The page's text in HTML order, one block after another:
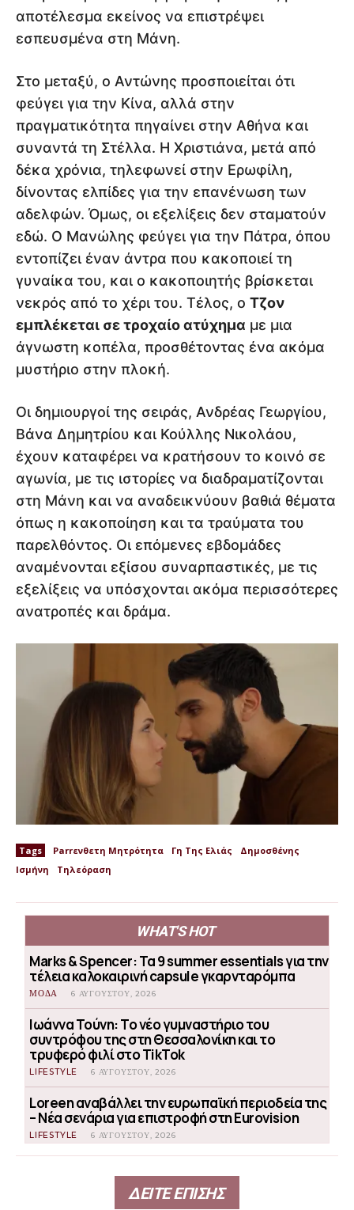
αποτέλεσμα εκείνος να επιστρέψει
εσπευσμένα στη Μάνη.
Στο μεταξύ, ο Αντώνης προσποιείται ότι
φεύγει για την Κίνα, αλλά στην
πραγματικότητα πηγαίνει στην Αθήνα και
συναντά τη Στέλλα. Η Χριστιάνα, μετά από
δέκα χρόνια, τηλεφωνεί στην Ερωφίλη,
δίνοντας ελπίδες για την επανένωση των
αδελφών. Όμως, οι εξελίξεις δεν σταματούν
εδώ. Ο Μανώλης φεύγει για την Πάτρα, όπου
εντοπίζει έναν άντρα που κακοποιεί τη
γυναίκα του, και ο κακοποιητής βρίσκεται
νεκρός από το χέρι του. Τέλος, ο Τζον
εμπλέκεται σε τροχαίο ατύχημα με μια
άγνωστη κοπέλα, προσθέτοντας ένα ακόμα
μυστήριο στην πλοκή.
Οι δημιουργοί της σειράς, Ανδρέας Γεωργίου,
Βάνα Δημητρίου και Κούλλης Νικολάου,
έχουν καταφέρει να κρατήσουν το κοινό σε
αγωνία, με τις ιστορίες να διαδραματίζονται
στη Μάνη και να αναδεικνύουν βαθιά θέματα
όπως η κακοποίηση και τα τραύματα του
παρελθόντος. Οι επόμενες εβδομάδες
αναμένονται εξίσου συναρπαστικές, με τις
εξελίξεις να υπόσχονται ακόμα περισσότερες
ανατροπές και δράμα.
Tags Parrενθετη Μητρότητα Γη Της Ελιάς
Δημοσθένης
Ισμήνη
Τηλεόραση
WHAT'S HOT
Marks & Spencer: Τα 9 summer essentials για την
τέλεια καλοκαιρινή capsule γκαρνταρόμπα
ΜΟΔΑ 6 ΑΥΓΟΎΣΤΟΥ, 2026
Ιωάννα Τούνη: Το νέο γυμναστήριο του
συντρόφου της στη Θεσσαλονίκη και το
τρυφερό φιλί στο TikTok
LIFESTYLE 6 ΑΥΓΟΎΣΤΟΥ, 2026
Loreen αναβάλλει την ευρωπαϊκή περιοδεία της
– Νέα σενάρια για επιστροφή στη Eurovision
LIFESTYLE 6 ΑΥΓΟΎΣΤΟΥ, 2026
ΔΕΙΤΕ ΕΠΙΣΗΣ